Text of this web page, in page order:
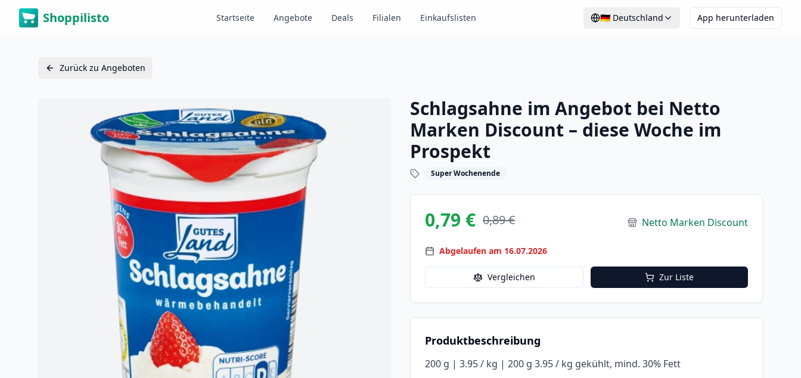
Shoppilisto Startseite Angebote Deals Filialen Einkaufslisten 🇩🇪 Deutschland App herunterladen
Zurück zu Angeboten
Schlagsahne im Angebot bei Netto
Marken Discount – diese Woche im
Prospekt
Super Wochenende
0,79 € 0,89 € Netto Marken Discount
Abgelaufen am 16.07.2026
Vergleichen Zur Liste
Produktbeschreibung
200 g | 3.95 / kg | 200 g 3.95 / kg gekühlt, mind. 30% Fett